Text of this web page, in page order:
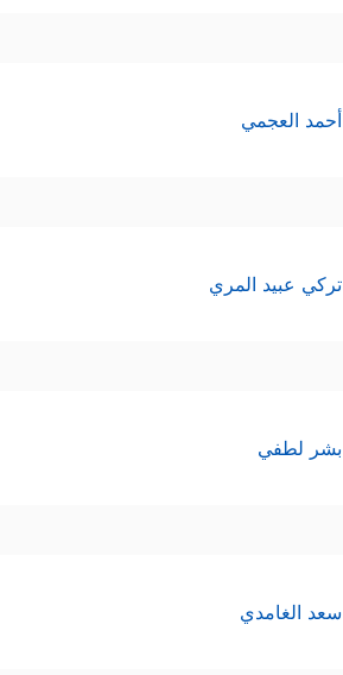
أحمد العجمي
تركي عبيد المري
بشر لطفي
سعد الغامدي